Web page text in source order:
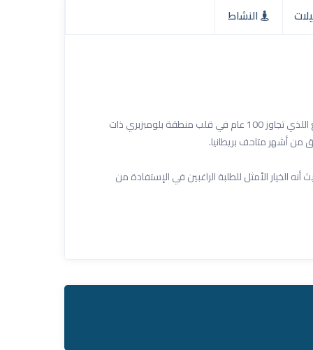
النشاط
مركزنا في مدينة لندن يحتل المبنى الرائع اللذي تجاوز 100 عام في قلب منطقة بلومبزبري ذات
الأمثل للطلبة الراغبين في الإستفادة من